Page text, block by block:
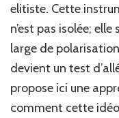
elitiste. Cette
n’est pas isolée;
large de
devient un test
propose ici une
comment cette